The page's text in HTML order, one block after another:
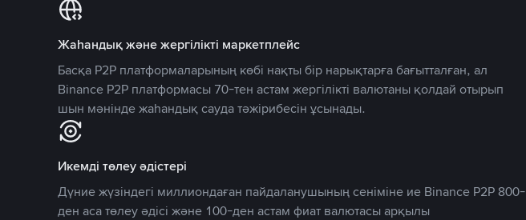
Жаһандық және жергілікті маркетплейс
Басқа P2P платформаларының көбі нақты бір нарықтарға бағытталған, ал
Binance P2P платформасы 70-тен астам жергілікті валютаны қолдай отырып
шын мәнінде жаһандық сауда тәжірибесін ұсынады.
Икемді төлеу әдістері
Дүние жүзіндегі миллиондаған пайдаланушының сеніміне ие Binance P2P 800-
ден аса төлеу әдісі және 100-ден астам фиат валютасы арқылы